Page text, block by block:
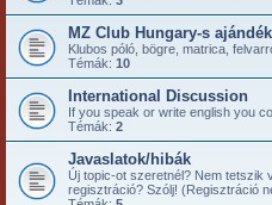
MZ Club Hungary-s
Klubos póló, bögre, matrica,
Témák: 10
International Discussion
If you speak or write english you
Témák: 2
Javaslatok/hibák
Új topic-ot szeretnél? Nem tetszik
regisztráció? Szólj! (Regisztráció